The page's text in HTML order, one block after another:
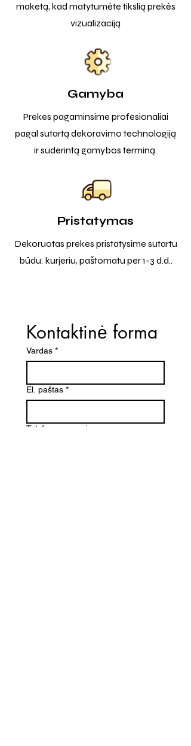
maketą, kad matytumėte tikslią prekės
vizualizaciją
Gamyba
Prekes pagaminsime profesionaliai
pagal sutartą dekoravimo technologiją
ir suderintą gamybos terminą.
Pristatymas
Dekoruotas prekes pristatysime sutartu
būdu: kurjeriu, paštomatu per 1-3 d.d..
Kontaktinė forma
Vardas *
El. paštas *
Telefono numeris